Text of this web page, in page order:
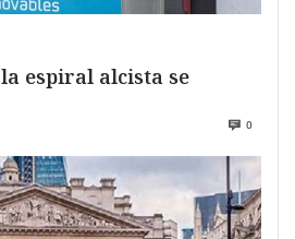
la espiral alcista se
0